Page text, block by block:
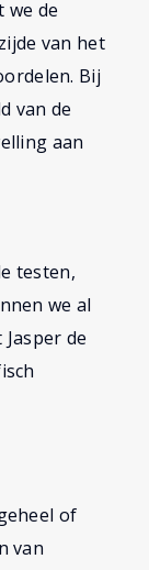
we de
van het
Bij
van de
aan
testen,
we al
de
of
van